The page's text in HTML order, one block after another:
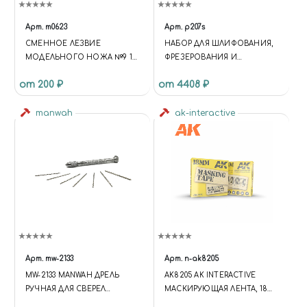
Арт. m0623
СМЕННОЕ ЛЕЗВИЕ
МОДЕЛЬНОГО НОЖА №9 10
от 200 ₽
Арт. p207s
НАБОР ДЛЯ ШЛИФОВАНИЯ,
ФРЕЗЕРОВАНИЯ И
ПЛАСТИКОВОМ ЧЕМОДАНЕ
от 4408 ₽
manwah
Арт. mw-2133
MW-2133 MANWAH ДРЕЛЬ
РУЧНАЯ ДЛЯ СВЕРЕЛ
ak-interactive
Арт. n-ak8205
AK8205 AK INTERACTIVE
МАСКИРУЮЩАЯ ЛЕНТА, 18